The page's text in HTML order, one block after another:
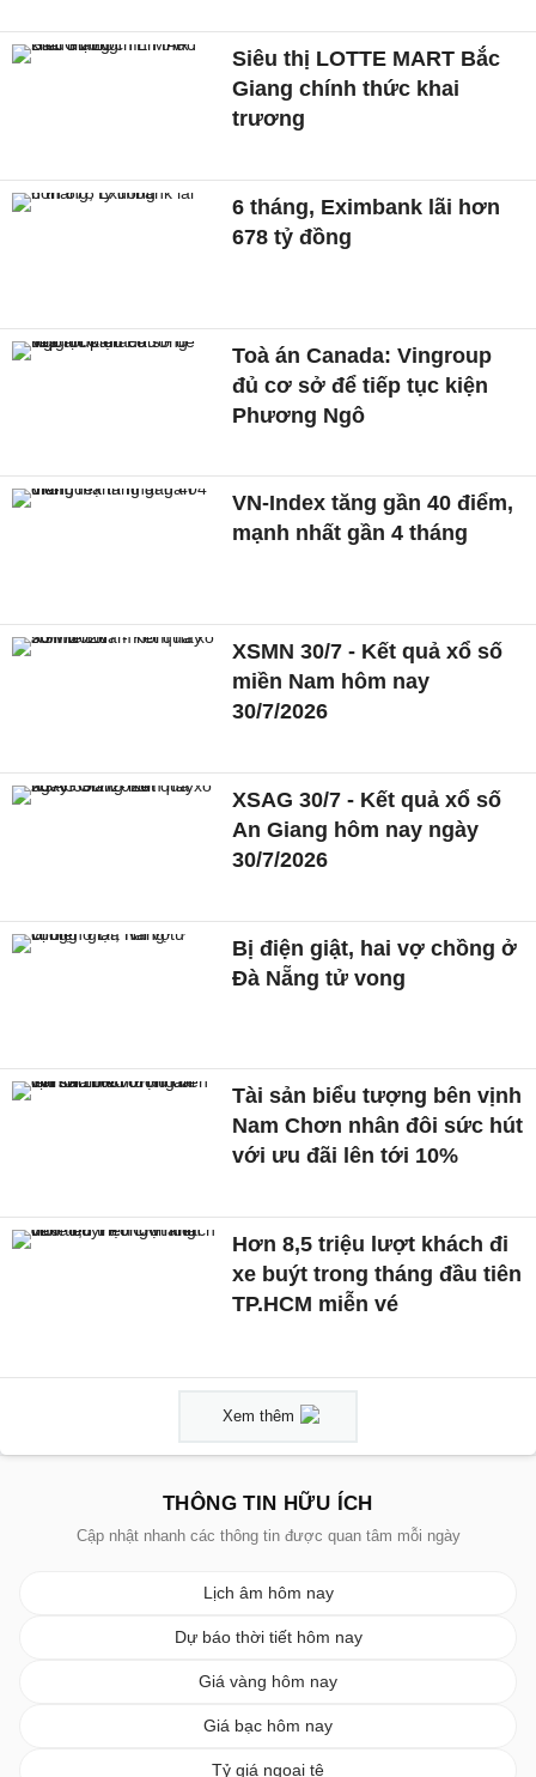
Siêu thị LOTTE MART Bắc
Giang chính thức khai
trương
6 tháng, Eximbank lãi hơn
678 tỷ đồng
Toà án Canada: Vingroup
đủ cơ sở để tiếp tục kiện
Phương Ngô
VN-Index tăng gần 40 điểm,
mạnh nhất gần 4 tháng
XSMN 30/7 - Kết quả xổ số
miền Nam hôm nay
30/7/2026
XSAG 30/7 - Kết quả xổ số
An Giang hôm nay ngày
30/7/2026
Bị điện giật, hai vợ chồng ở
Đà Nẵng tử vong
Tài sản biểu tượng bên vịnh
Nam Chơn nhân đôi sức hút
với ưu đãi lên tới 10%
Hơn 8,5 triệu lượt khách đi
xe buýt trong tháng đầu tiên
TP.HCM miễn vé
Xem thêm
THÔNG TIN HỮU ÍCH
Cập nhật nhanh các thông tin được quan tâm mỗi ngày
Lịch âm hôm nay
Dự báo thời tiết hôm nay
Giá vàng hôm nay
Giá bạc hôm nay
Tỷ giá ngoại tệ